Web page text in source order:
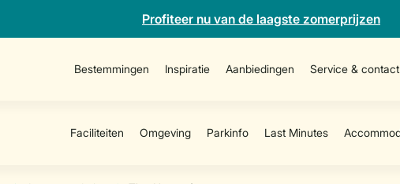
Profiteer nu van de laagste zomerprijzen
Bestemmingen Inspiratie Aanbiedingen Service & contact